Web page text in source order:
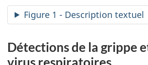
Figure 1 - Description textuel
Détections de la grippe